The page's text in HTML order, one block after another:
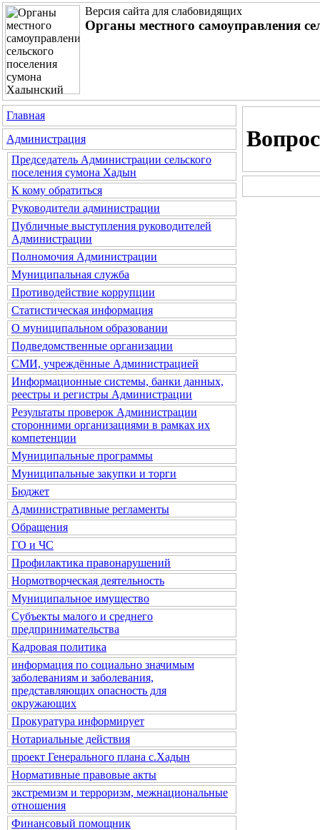
Версия сайта для слабовидящих
Органы местного самоуправления
Главная
Администрация
Председатель Администрации сельского
поселения сумона Хадын
К кому обратиться
Руководители администрации
Публичные выступления руководителей
Администрации
Полномочия Администрации
Муниципальная служба
Противодействие коррупции
Статистическая информация
О муниципальном образовании
Подведомственные организации
СМИ, учреждённые Администрацией
Информационные системы, банки данных,
реестры и регистры Администрации
Результаты проверок Администрации
сторонними организациями в рамках их
компетенции
Муниципальные программы
Муниципальные закупки и торги
Бюджет
Административные регламенты
Обращения
ГО и ЧС
Профилактика правонарушений
Нормотворческая деятельность
Муниципальное имущество
Субъекты малого и среднего
предпринимательства
Кадровая политика
информация по социально значимым
заболеваниям и заболевания,
представляющих опасность для
окружающих
Прокуратура информирует
Нотариальные действия
проект Генерального плана с.Хадын
Нормативные правовые акты
экстремизм и терроризм, межнациональные
отношения
Финансовый помощник